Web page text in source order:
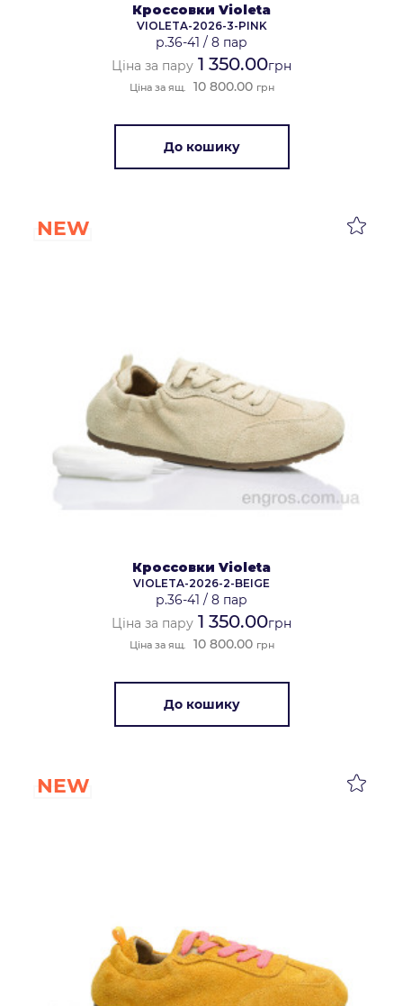
Кроссовки Violeta
VIOLETA-2026-3-PINK
р.36-41 / 8 пар
Ціна за пару 1 350.00грн
Ціна за ящ. 10 800.00 грн
До кошику
NEW
Кроссовки Violeta
VIOLETA-2026-2-BEIGE
р.36-41 / 8 пар
Ціна за пару 1 350.00грн
Ціна за ящ. 10 800.00 грн
До кошику
NEW